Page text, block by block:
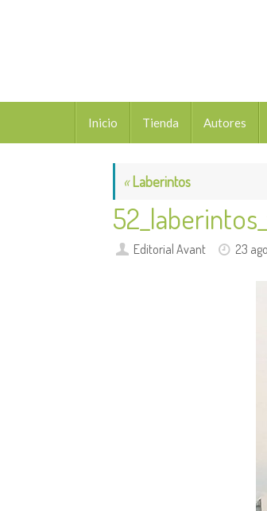
contenido
Inicio Tienda Autores
«Laberintos
Editorial Avant 23